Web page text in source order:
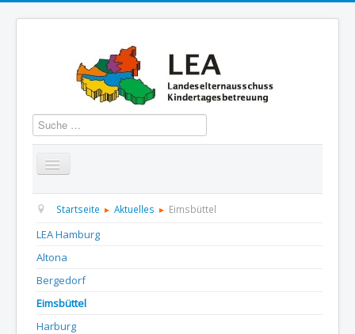
Suchen
Startseite Über uns Aktuelles
Informationen
Kontakt
Startseite Aktuelles Eimsbüttel
LEA Hamburg
Altona
Bergedorf
Eimsbüttel
Harburg